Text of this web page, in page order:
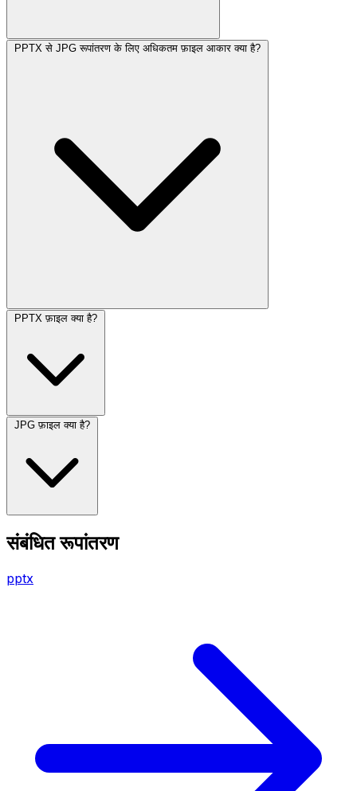
PPTX से JPG रूपांतरण के लिए अधिकतम फ़ाइल आकार क्या है?
PPTX फ़ाइल क्या है?
JPG फ़ाइल क्या है?
संबंधित रूपांतरण
pptx